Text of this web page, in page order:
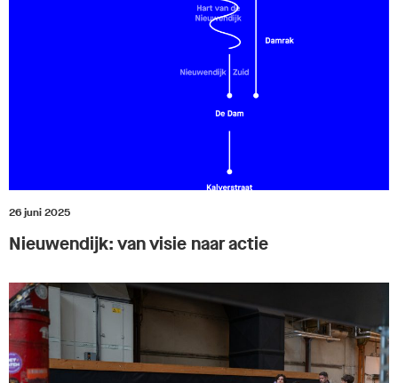
26 juni 2025
Nieuwendijk: van visie naar actie